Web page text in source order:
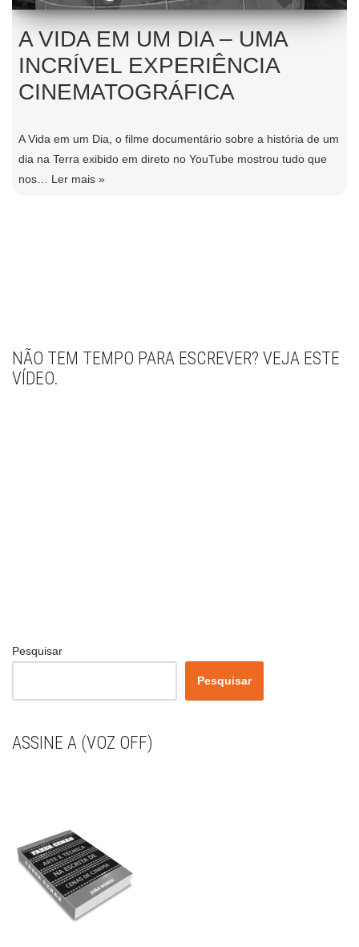
A VIDA EM UM DIA – UMA
INCRÍVEL EXPERIÊNCIA
CINEMATOGRÁFICA
A Vida em um Dia, o filme documentário sobre a história de um
dia na Terra exibido em direto no YouTube mostrou tudo que
nos… Ler mais »
NÃO TEM TEMPO PARA ESCREVER? VEJA ESTE
VÍDEO.
Pesquisar
Pesquisar
ASSINE A (VOZ OFF)